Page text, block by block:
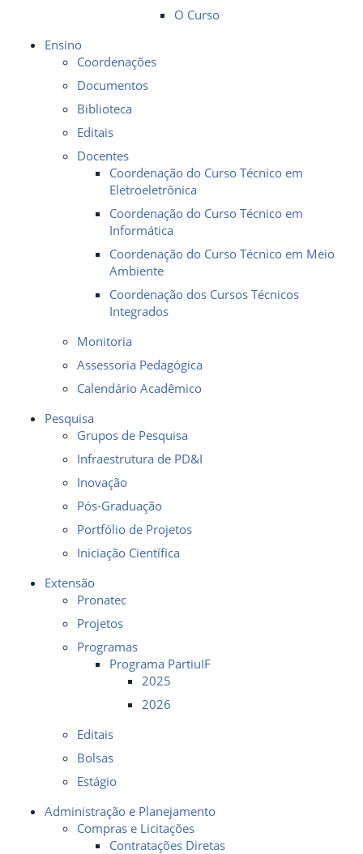
O Curso
Ensino
Coordenações
Documentos
Biblioteca
Editais
Docentes
Coordenação do Curso Técnico em
Eletroeletrônica
Coordenação do Curso Técnico em
Informática
Coordenação do Curso Técnico em Meio
Ambiente
Coordenação dos Cursos Técnicos
Integrados
Monitoria
Assessoria Pedagógica
Calendário Acadêmico
Pesquisa
Grupos de Pesquisa
Infraestrutura de PD&I
Inovação
Pós-Graduação
Portfólio de Projetos
Iniciação Científica
Extensão
Pronatec
Projetos
Programas
Programa PartiuIF
2025
2026
Editais
Bolsas
Estágio
Administração e Planejamento
Compras e Licitações
Contratações Diretas